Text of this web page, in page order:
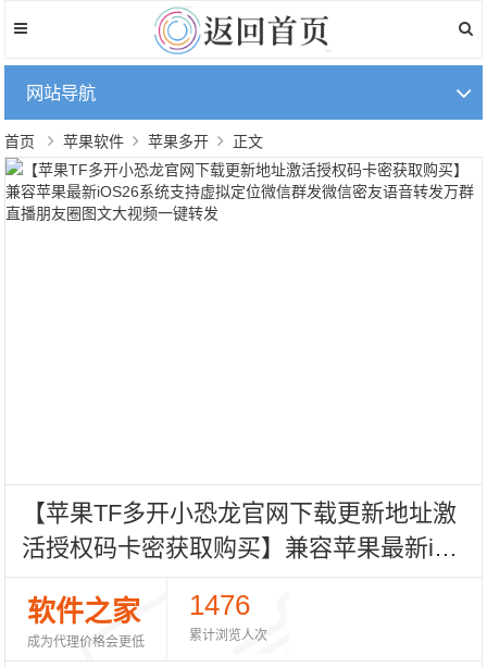
网站导航
首页 苹果软件 苹果多开 正文
【苹果TF多开小恐龙官网下载更新地址激
活授权码卡密获取购买】兼容苹果最新iO
S26系统支持虚拟定位微信群发微信密友
语音转发万群直播朋友圈图文大视频一键
转发
软件之家
成为代理价格会更低
1476
累计浏览人次